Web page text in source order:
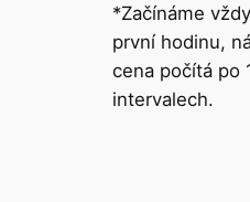
*Začínáme
první hodinu,
cena počítá po
intervalech.